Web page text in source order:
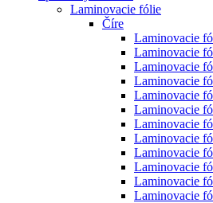
Laminovacie fólie
Číre
Laminovacie
Laminovacie
Laminovacie
Laminovacie
Laminovacie
Laminovacie
Laminovacie
Laminovacie
Laminovacie
Laminovacie
Laminovacie
Laminovacie